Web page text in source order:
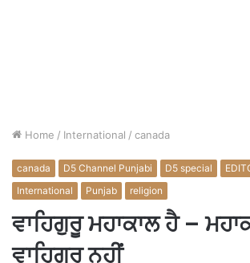
Home / International / canada
canada D5 Channel Punjabi D5 special
International
Punjab religion
ਵਾਹਿਗੁਰੂ ਮਹਾਕਾਲ ਹੈ –
ਵਾਹਿਗੁਰੂ ਨਹੀਂ